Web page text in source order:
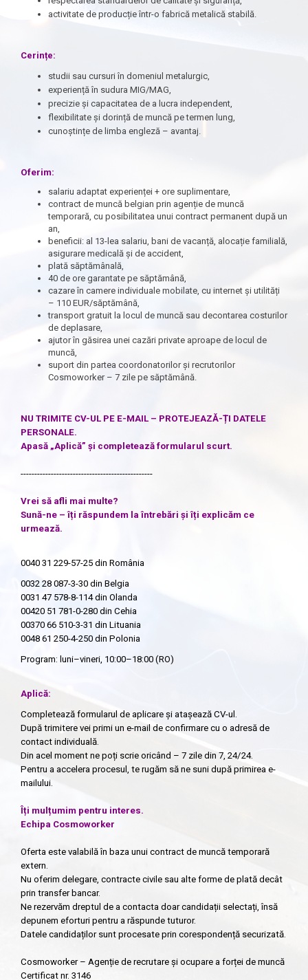
activitate de producție într-o fabrică metalică stabilă.
Cerințe:
studii sau cursuri în domeniul metalurgic,
experiență în sudura MIG/MAG,
precizie și capacitatea de a lucra independent,
flexibilitate și dorință de muncă pe termen lung,
cunoștințe de limba engleză – avantaj.
Oferim:
salariu adaptat experienței + ore suplimentare,
contract de muncă belgian prin agenție de muncă
temporară, cu posibilitatea unui contract permanent după un
an,
beneficii: al 13-lea salariu, bani de vacanță, alocație familială,
asigurare medicală și de accident,
plată săptămânală,
40 de ore garantate pe săptămână,
cazare în camere individuale mobilate, cu internet și utilități
– 110 EUR/săptămână,
transport gratuit la locul de muncă sau decontarea costurilor
de deplasare,
ajutor în găsirea unei cazări private aproape de locul de
muncă,
suport din partea coordonatorilor și recrutorilor
Cosmoworker – 7 zile pe săptămână.
NU TRIMITE CV-UL PE E-MAIL – PROTEJEAZĂ-ȚI DATELE
PERSONALE.
Apasă „Aplică” și completează formularul scurt.
------------------------------------------------
Vrei să afli mai multe?
Sună-ne – îți răspundem la întrebări și îți explicăm ce
urmează.
0040 31 229-57-25 din România
0032 28 087-3-30 din Belgia
0031 47 578-8-114din Olanda
00420 51 781-0-280 din Cehia
00370 66 510-3-31 din Lituania
0048 61 250-4-250 din Polonia
Program: luni–vineri, 10:00–18:00 (RO)
Aplică:
Completează formularul de aplicare și atașează CV-ul.
După trimitere vei primi un e-mail de confirmare cu o adresă de
contact individuală.
Din acel moment ne poți scrie oricând – 7 zile din 7, 24/24.
Pentru a accelera procesul, te rugăm să ne suni după primirea e-
mailului.
Îți mulțumim pentru interes.
Echipa Cosmoworker
Oferta este valabilă în baza unui contract de muncă temporară
extern.
Nu oferim delegare, contracte civile sau alte forme de plată decât
prin transfer bancar.
Ne rezervăm dreptul de a contacta doar candidații selectați, însă
depunem eforturi pentru a răspunde tuturor.
Datele candidaților sunt procesate prin corespondență securizată.
Cosmoworker – Agenție de recrutare și ocupare a forței de muncă
Certificat nr. 3146